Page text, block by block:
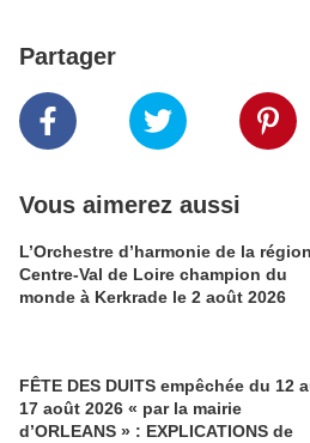
Partager
Vous aimerez aussi
L’Orchestre d’harmonie de la région
Centre-Val de Loire champion du
monde à Kerkrade le 2 août 2026
FÊTE DES DUITS empêchée du 12
17 août 2026 « par la mairie
d’ORLEANS » : EXPLICATIONS de